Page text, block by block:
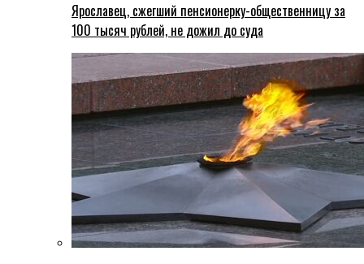
Ярославец, сжегший пенсионерку-общественницу за
100 тысяч рублей, не дожил до суда